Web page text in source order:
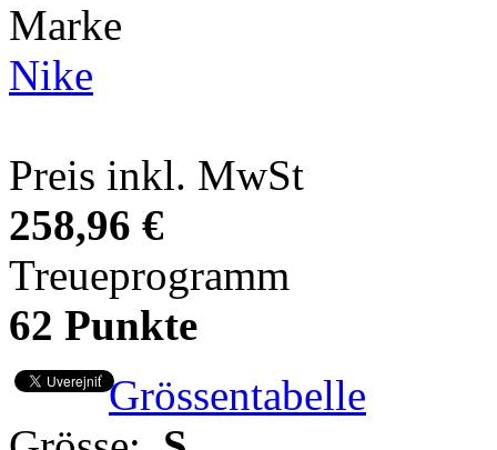
Marke
Nike
Preis inkl. MwSt
258,96 €
Treueprogramm
62 Punkte
Grössentabelle